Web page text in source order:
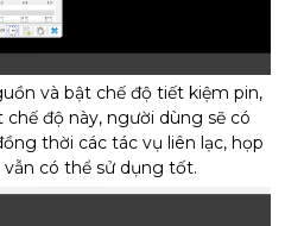
và bật chế độ tiết kiệm pin,
độ này, người dùng sẽ có
thời các tác vụ liên lạc, họp
có thể sử dụng tốt.